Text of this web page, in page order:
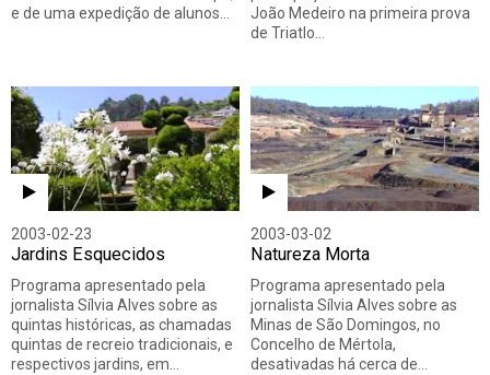
e de uma expedição de alunos…
João Medeiro na primeira prova
de Triatlo…
2003-02-23
Jardins Esquecidos
Programa apresentado pela
jornalista Sílvia Alves sobre as
quintas históricas, as chamadas
quintas de recreio tradicionais, e
respectivos jardins, em…
2003-03-02
Natureza Morta
Programa apresentado pela
jornalista Sílvia Alves sobre as
Minas de São Domingos, no
Concelho de Mértola,
desativadas há cerca de…